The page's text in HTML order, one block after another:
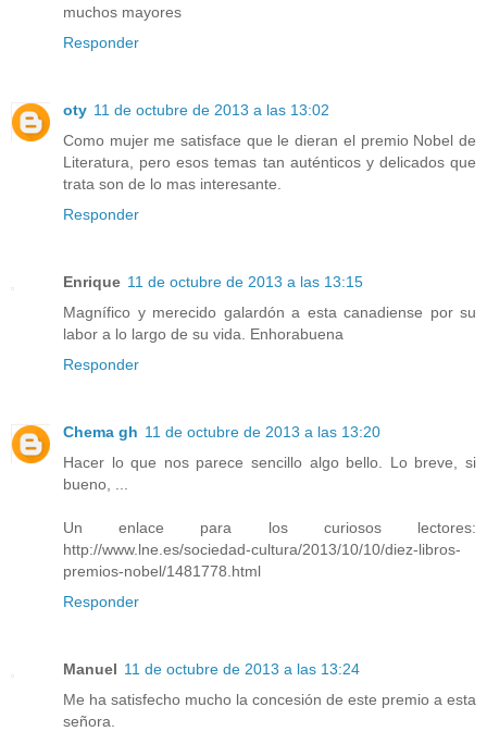
muchos mayores
Responder
oty 11 de octubre de 2013 a las 13:02
Como mujer me satisface que le dieran el premio Nobel de
Literatura, pero esos temas tan auténticos y delicados que
trata son de lo mas interesante.
Responder
Enrique 11 de octubre de 2013 a las 13:15
Magnífico y merecido galardón a esta canadiense por su
labor a lo largo de su vida. Enhorabuena
Responder
Chema gh 11 de octubre de 2013 a las 13:20
Hacer lo que nos parece sencillo algo bello. Lo breve, si
bueno, ...
Un enlace para los curiosos lectores:
http://www.lne.es/sociedad-cultura/2013/10/10/diez-libros-
premios-nobel/1481778.html
Responder
Manuel 11 de octubre de 2013 a las 13:24
Me ha satisfecho mucho la concesión de este premio a esta
señora.